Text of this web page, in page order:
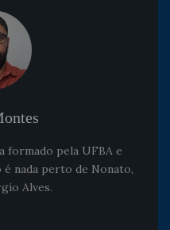
pela UFBA e
nada perto de Nonato,
Alves.